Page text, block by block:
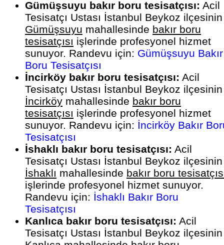
Gümüşsuyu bakır boru tesisatçısı: Acil
Tesisatçı Ustası İstanbul Beykoz ilçesinin
Gümüşsuyu mahallesinde bakır boru
tesisatçısı işlerinde profesyonel hizmet
sunuyor. Randevu için: Gümüşsuyu Bakır
Boru Tesisatçısı
İncirköy bakır boru tesisatçısı: Acil
Tesisatçı Ustası İstanbul Beykoz ilçesinin
İncirköy mahallesinde bakır boru
tesisatçısı işlerinde profesyonel hizmet
sunuyor. Randevu için: İncirköy Bakır
Tesisatçısı
İshaklı bakır boru tesisatçısı: Acil
Tesisatçı Ustası İstanbul Beykoz ilçesinin
İshaklı mahallesinde bakır boru
işlerinde profesyonel hizmet sunuyor.
Randevu için: İshaklı Bakır Boru
Tesisatçısı
Kanlıca bakır boru tesisatçısı: Acil
Tesisatçı Ustası İstanbul Beykoz ilçesinin